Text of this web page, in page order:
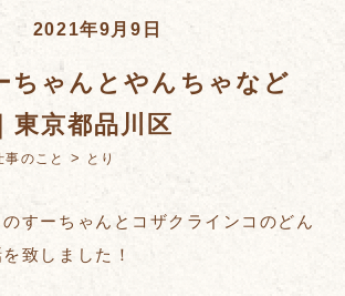
2021年9月9日
ちゃんとやんちゃなど
東京都品川区
事のこと > とり
すーちゃんとコザクラインコのどん
致しました！